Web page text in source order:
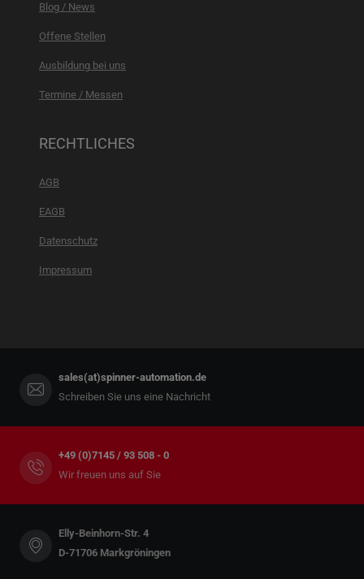
Blog / News
Offene Stellen
Ausbildung bei uns
Termine / Messen
RECHTLICHES
AGB
EAGB
Datenschutz
Impressum
sales(at)spinner-automation.de
Schreiben Sie uns eine Nachricht
+49 (0)7145 / 93 508 - 0
Wir freuen uns auf Sie
Elly-Beinhorn-Str. 4
D-71706 Markgröningen